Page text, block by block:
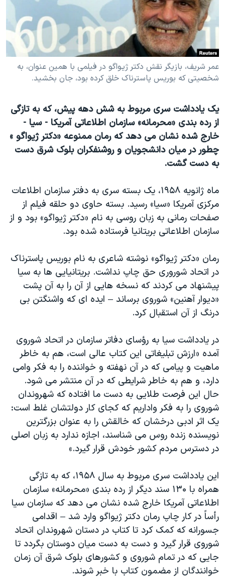
فرهنگ و زندگی
حقوق شهروندی
اقتصادی
علم و فناوری
اسرائیل در جنگ
آرشیو پخش زنده
مستندها
انتخابات ریاست جمهوری آمریکا ۲۰۲۴
حمله جمهوری اسلامی به اسرائیل
رمز مهسا
ورزش زنان در ایران
مجموعه مستندهای دادخواهی
تریبونال مردمی آبان ۹۸
دادگاه حمید نوری
قانون شفافیت دارائی کادر رهبری ایران
اعتراضات مردمی آبان ۹۸
اسرائیل در جنگ
همایش محافظه‌کاران آمریکا «سی‌پک»
صفحه‌های ویژه
سفر پرزیدنت ترامپ به چین
دنبال کنید
زبانهای مختلف
عمر شریف، بازیگر نقش دکتر ژیواگو در فیلمی با همین عنوان، به
شخصیتی که بوریس پاسترناک خلق کرده بود، جان بخشید.
یک یادداشت سری مربوط به شش دهه پیش، که به تازگی
از رده بندی «محرمانه» سازمان اطلاعاتی آمریکا - سیا -
خارج شده نشان می دهد که رمان ممنوعه «دکتر ژیواگو »
چطور در میان دانشجویان و روشنفکران بلوک شرق دست
به دست گشت.
ماه ژانویه ۱۹۵۸، یک بسته سری به دفتر سازمان اطلاعات
مرکزی آمریکا «سیا» رسید. بسته حاوی دو حلقه فیلم از
صفحات رمانی به زبان روسی به نام «دکتر ژیواگو» بود و از
سازمان اطلاعاتی بریتانیا فرستاده شده بود.
رمان «دکتر ژیواگو» نوشته شاعری به نام بوریس پاسترناک
در اتحاد شوروری حق چاپ نداشت. بریتانیایی ها به سیا
پیشنهاد می کردند که نسخه هایی از آن را به آن پشت
«دیوار آهنین» شوروی برساند – ایده ای که واشنگتن بی
درنگ از آن استقبال کرد.
در یادداشت سیا به رؤسای دفاتر سازمان در اتحاد شوروی
آمده «ارزش تبلیغاتی این کتاب عالی است، هم به خاطر
ماهیت و پیامی که در آن نهفته و خواننده را به فکر وامی
دارد، و هم به خاطر شرایطی که در آن منتشر می شود.
حال این فرصت طلایی به دست ما افتاده که شهروندان
شوروی را به فکر واداریم که کجای کار دولتشان غلط است:
یک اثر ادبی درخشان که خالقش را به عنوان بزرگترین
نویسنده زنده روس می شناسند، اجازه ندارد به زبان اصلی
در دسترس مردم کشور خودش قرار گیرد.»
این یادداشت سری مربوط به سال ۱۹۵۸، که به تازگی
همراه با ۱۳۰ سند دیگر از رده بندی «محرمانه» سازمان
اطلاعاتی آمریکا خارج شده نشان می دهد که سازمان سیا
رأساً در کار چاپ رمان دکتر ژیواگو وارد شد – اقدامی
جسورانه که کمک کرد تا کتاب در دستان شهروندان اتحاد
شوروی قرار گیرد و دست به دست میان دوستان بگردد تا
جایی که در تمام شوروی و کشورهای بلوک شرق آن زمان
خوانندگان از مضمون کتاب با خبر شوند.